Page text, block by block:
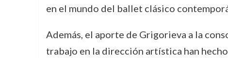
en el mundo del ballet clásico
Además, el aporte de Grigorieva a la
trabajo en la dirección artística han